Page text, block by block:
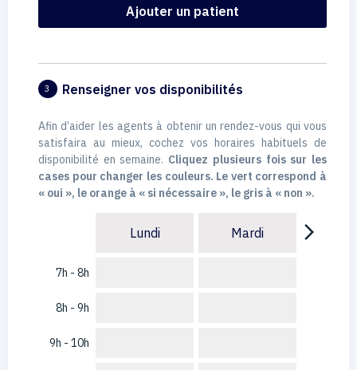
Ajouter un patient
3 Renseigner vos disponibilités
Afin d’aider les agents à obtenir un rendez-vous qui vous
satisfaira au mieux, cochez vos horaires habituels de
disponibilité en semaine. Cliquez plusieurs fois sur les
cases pour changer les couleurs. Le vert correspond à
« oui », le orange à « si nécessaire », le gris à « non ».
7h - 8h
8h - 9h
9h - 10h
Lundi Mardi arrow_forward_ios